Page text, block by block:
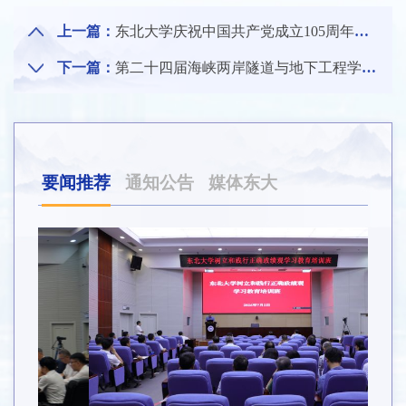
上一篇： 东北大学庆祝中国共产党成立105周年系列活动之2026年党员基本培训第一次集中大课举行
下一篇： 第二十四届海峡两岸隧道与地下工程学术与技术研讨会在东北大学召开
要闻推荐 通知公告 媒体东大